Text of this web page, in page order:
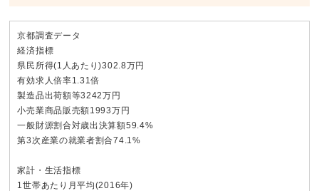
京都調査データ
経済指標
県民所得(1人あたり)302.8万円
有効求人倍率1.31倍
製造品出荷額等3242万円
小売業商品販売額1993万円
一般財源割合対歳出決算額59.4%
第3次産業の就業者割合74.1%
家計・生活指標
1世帯あたり月平均(2016年)